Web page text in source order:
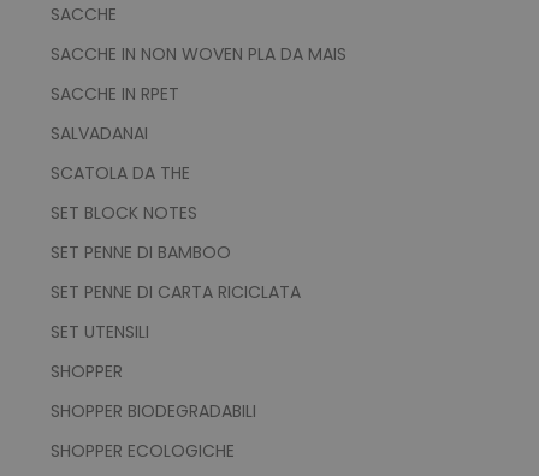
SACCHE
SACCHE IN NON WOVEN PLA DA MAIS
SACCHE IN RPET
SALVADANAI
SCATOLA DA THE
SET BLOCK NOTES
SET PENNE DI BAMBOO
SET PENNE DI CARTA RICICLATA
SET UTENSILI
SHOPPER
SHOPPER BIODEGRADABILI
SHOPPER ECOLOGICHE